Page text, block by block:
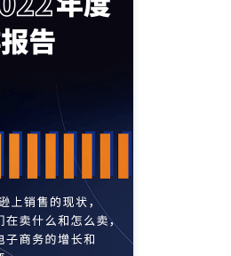
亚马逊账号
亚马逊跟卖
亚马逊瑞典站
营直播
listing优化
逊排名 关键词